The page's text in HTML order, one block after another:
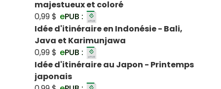
majestueux et coloré
0,99 $ ePUB :
Idée d'itinéraire en Indonésie - Bali,
Java et Karimunjawa
0,99 $ ePUB :
Idée d'itinéraire au Japon - Printemps
japonais